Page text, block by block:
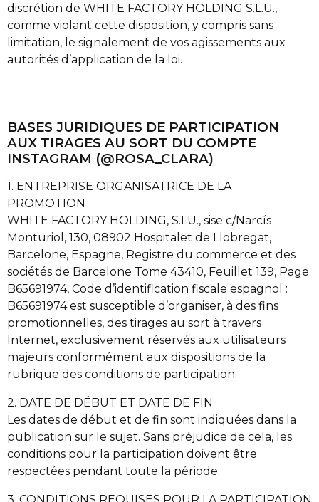
discrétion de WHITE FACTORY HOLDING S.L.U.,
comme violant cette disposition, y compris sans
limitation, le signalement de vos agissements aux
autorités d’application de la loi.
BASES JURIDIQUES DE PARTICIPATION
AUX TIRAGES AU SORT DU COMPTE
INSTAGRAM (@ROSA_CLARA)
1. ENTREPRISE ORGANISATRICE DE LA
PROMOTION
WHITE FACTORY HOLDING, S.LU., sise c/Narcís
Monturiol, 130, 08902 Hospitalet de Llobregat,
Barcelone, Espagne, Registre du commerce et des
sociétés de Barcelone Tome 43410, Feuillet 139, Page
B65691974, Code d’identification fiscale espagnol :
B65691974 est susceptible d’organiser, à des fins
promotionnelles, des tirages au sort à travers
Internet, exclusivement réservés aux utilisateurs
majeurs conformément aux dispositions de la
rubrique des conditions de participation.
2. DATE DE DÉBUT ET DATE DE FIN
Les dates de début et de fin sont indiquées dans la
publication sur le sujet. Sans préjudice de cela, les
conditions pour la participation doivent être
respectées pendant toute la période.